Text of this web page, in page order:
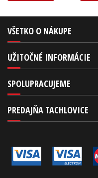
VŠETKO O NÁKUPE
UŽITOČNÉ INFORMÁCIE
SPOLUPRACUJEME
PREDAJŇA TACHLOVICE